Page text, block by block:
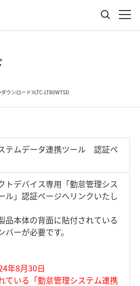
ダウンロード LTC-LT80WTSD
テムデータ連携ツール 認証ペ
トデバイス専用「勤怠管理シス
ル」認証ページへリンクいたし
品本体の背面に貼付されている
バーが必要です。
年8月30日
ている「勤怠管理システム連携